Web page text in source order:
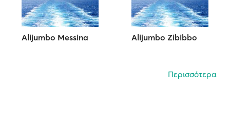
Alijumbo Messina Alijumbo Zibibbo
Περισσότερα